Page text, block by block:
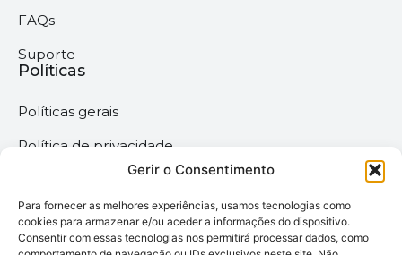
Gerir o Consentimento
Para fornecer as melhores experiências, usamos tecnologias como
cookies para armazenar e/ou aceder a informações do dispositivo.
Consentir com essas tecnologias nos permitirá processar dados, como
FAQs
Suporte
Políticas
Políticas gerais
Política de privacidade
Termos & Condições
Política de cookies